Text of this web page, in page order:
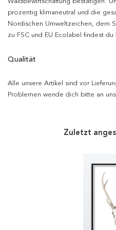
prozentig klimaneutral und die
Nordischen Umweltzeichen, dem
zu FSC und EU Ecolabel findest du
Qualität
Alle unsere Artikel sind vor
Problemen wende dich bitte an
Zuletzt